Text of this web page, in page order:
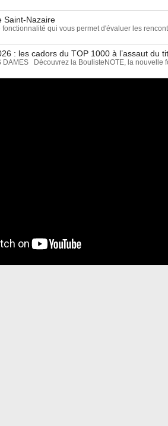
Saint-Nazaire
qui vous permet d'évaluer les
: les cadors du TOP 1000 à l’assaut du
DAMES Découvrez la BoulisteNOTE, la nouvelle